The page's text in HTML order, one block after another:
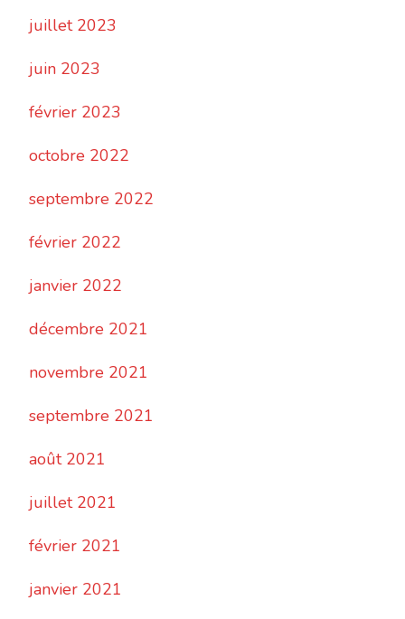
juillet 2023
juin 2023
février 2023
octobre 2022
septembre 2022
février 2022
janvier 2022
décembre 2021
novembre 2021
septembre 2021
août 2021
juillet 2021
février 2021
janvier 2021